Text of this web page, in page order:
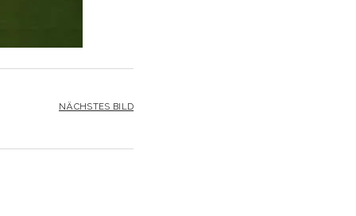
NÄCHSTES BILD